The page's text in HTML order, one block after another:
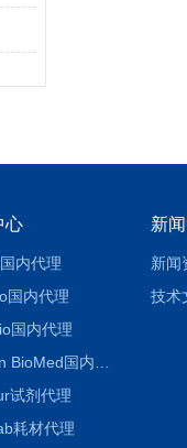
心
内代理
国内代理
国内代理
试剂代理
耗材代理
新
新闻
技术